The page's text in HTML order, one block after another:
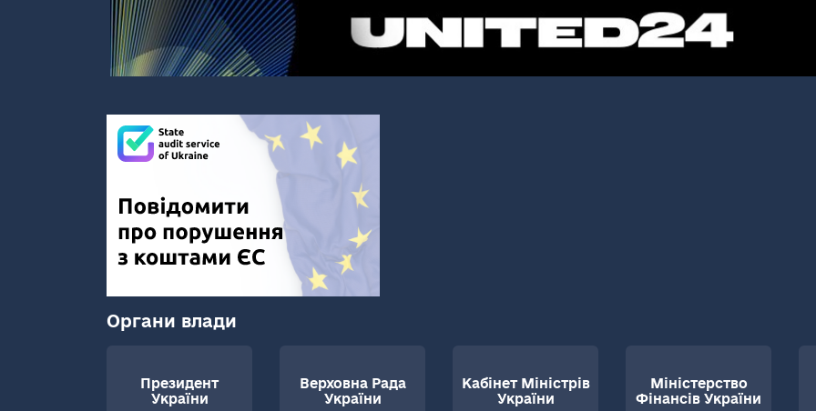
Органи влади
Президент
України
Верховна Рада
України
Кабінет Міністрів
України
Міністерство
Фінансів України